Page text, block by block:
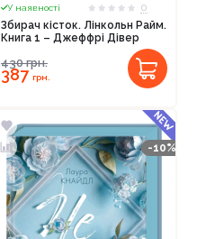
У наявності
0
Збирач кісток. Лінкольн Райм.
Книга 1 – Джеффрі Дівер
430грн.
387грн.
-10%